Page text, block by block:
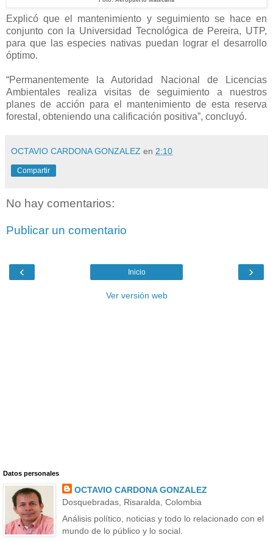
Explicó que el mantenimiento y seguimiento se hace en
conjunto con la Universidad Tecnológica de Pereira, UTP,
para que las especies nativas puedan lograr el desarrollo
óptimo.
“Permanentemente la Autoridad Nacional de Licencias
Ambientales realiza visitas de seguimiento a nuestros
planes de acción para el mantenimiento de esta reserva
forestal, obteniendo una calificación positiva”, concluyó.
OCTAVIO CARDONA GONZALEZ en 2:10
Compartir
No hay comentarios:
Publicar un comentario
‹ ›
Inicio
Ver versión web
Datos personales
OCTAVIO CARDONA GONZALEZ
Dosquebradas, Risaralda, Colombia
Análisis político, noticias y todo lo relacionado con el
mundo de lo público y lo social.